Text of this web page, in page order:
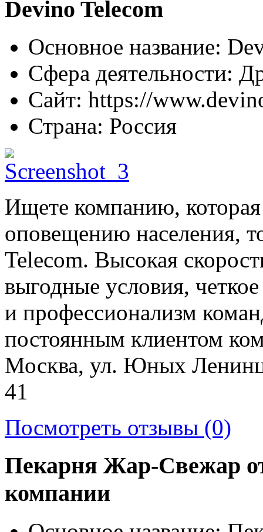
Devino Telecom
Основное название:
Сфера деятельности:
Сайт: https://
Страна: Россия
Ищете компанию, которая
оповещению населения,
Telecom. Высокая
выгодные условия,
и профессионализм
постоянным клиентом
Москва, ул. Юных
41
Посмотреть отзывы (0)
Пекарня Жар-Свежар
компании